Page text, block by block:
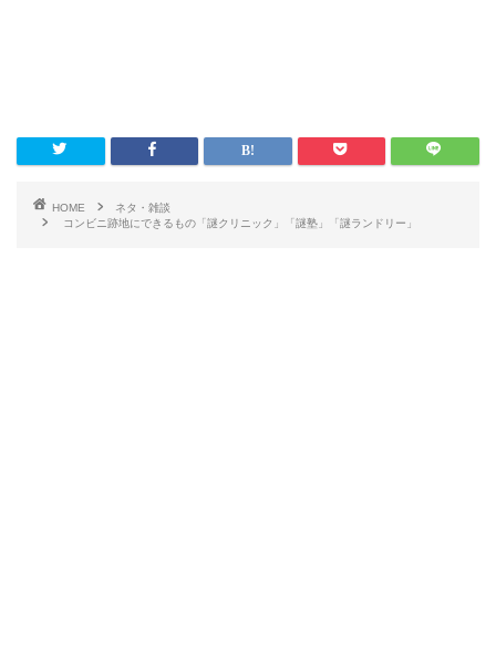
HOME
ネタ・雑談
コンビニ跡地にできるもの「謎クリニック」「謎塾」「謎ランドリー」